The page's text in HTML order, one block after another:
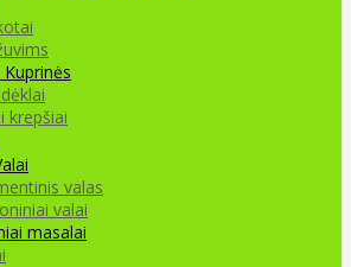
krepšiai
valas
valai
masalai